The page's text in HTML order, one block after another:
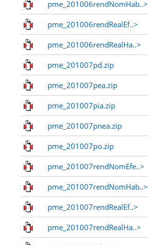
pme_201006rendNomHab..>
pme_201006rendRealEf..>
pme_201006rendRealHa..>
pme_201007pd.zip
pme_201007pea.zip
pme_201007pia.zip
pme_201007pnea.zip
pme_201007po.zip
pme_201007rendNomEfe..>
pme_201007rendNomHab..>
pme_201007rendRealEf..>
pme_201007rendRealHa..>